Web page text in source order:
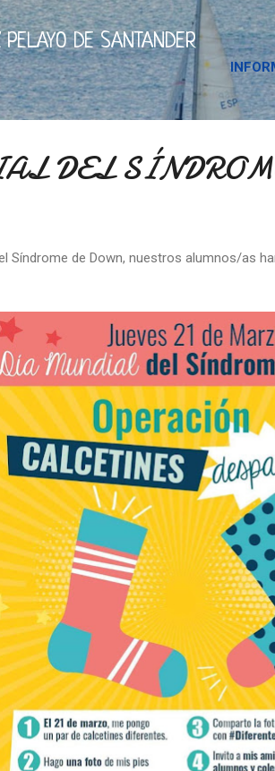
Ir al contenido
DE SANTANDER
DEL
Síndrome de Down, nuestros alumnos/as